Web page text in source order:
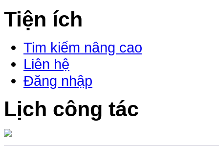
Tiện ích
Tim kiếm nâng cao
Liên hệ
Đăng nhập
Lịch công tác